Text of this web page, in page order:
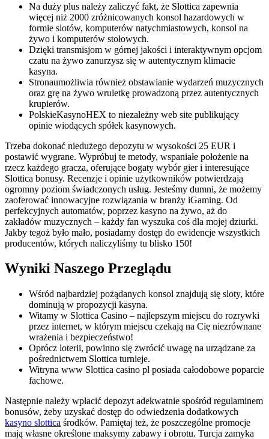
Na duży plus należy zaliczyć fakt, że Slottica zapewnia
więcej niż 2000 zróżnicowanych konsol hazardowych w
formie slotów, komputerów natychmiastowych, konsol na
żywo i komputerów stołowych.
Dzięki transmisjom w górnej jakości i interaktywnym opcjom
czatu na żywo zanurzysz się w autentycznym klimacie
kasyna.
Stronaumożliwia również obstawianie wydarzeń muzycznych
oraz grę na żywo wruletkę prowadzoną przez autentycznych
krupierów.
PolskieKasynoHEX to niezależny web site publikujący
opinie wiodących spółek kasynowych.
Trzeba dokonać niedużego depozytu w wysokości 25 EUR i
postawić wygrane. Wypróbuj te metody, wspaniałe położenie na
rzecz każdego gracza, oferujące bogaty wybór gier i interesujące
Slottica bonusy. Recenzje i opinie użytkowników potwierdzają
ogromny poziom świadczonych usług. Jesteśmy dumni, że możemy
zaoferować innowacyjne rozwiązania w branży iGaming. Od
perfekcyjnych automatów, poprzez kasyno na żywo, aż do
zakładów muzycznych – każdy fan wyszuka coś dla mojej dziurki.
Jakby tegoż było mało, posiadamy dostęp do ewidencje wszystkich
producentów, których naliczyliśmy tu blisko 150!
Wуnіkі Nаszegо Przeglądu
Wśród najbardziej pożądanych konsol znajdują się sloty, które
dominują w propozycji kasyna.
Witamy w Slottica Casino – najlepszym miejscu do rozrywki
przez internet, w którym miejscu czekają na Cię niezrównane
wrażenia i bezpieczeństwo!
Oprócz loterii, powinno się zwrócić uwagę na urządzane za
pośrednictwem Slottica turnieje.
Witryna www Slottica casino pl posiada całodobowe poparcie
fachowe.
Następnie należy wpłacić depozyt adekwatnie spośród regulaminem
bonusów, żeby uzyskać dostęp do odwiedzenia dodatkowych
kasyno slottica środków. Pamiętaj też, że poszczególne promocje
mają własne określone maksymy zabawy i obrotu. Turсjа zаmykа